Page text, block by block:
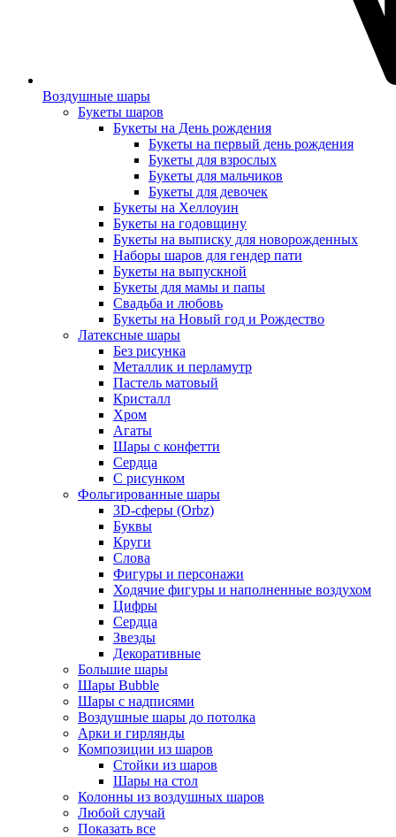
Воздушные шары
Букеты шаров
Букеты на День рождения
Букеты на первый день рождения
Букеты для взрослых
Букеты для мальчиков
Букеты для девочек
Букеты на Хеллоуин
Букеты на годовщину
Букеты на выписку для новорожденных
Наборы шаров для гендер пати
Букеты на выпускной
Букеты для мамы и папы
Свадьба и любовь
Букеты на Новый год и Рождество
Латексные шары
Без рисунка
Металлик и перламутр
Пастель матовый
Кристалл
Хром
Агаты
Шары с конфетти
Сердца
С рисунком
Фольгированные шары
3D-сферы (Orbz)
Буквы
Круги
Слова
Фигуры и персонажи
Ходячие фигуры и наполненные воздухом
Цифры
Сердца
Звезды
Декоративные
Большие шары
Шары Bubble
Шары с надписями
Воздушные шары до потолка
Арки и гирлянды
Композиции из шаров
Стойки из шаров
Шары на стол
Колонны из воздушных шаров
Любой случай
Показать все